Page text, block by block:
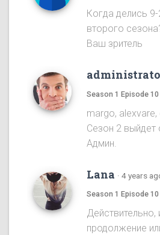
Когда делись
второго
Ваш зритель
Season 1 Episode
margo,
Сезон 2
Админ.
Lana · 4 years
Season 1 Episode
Действительно,
продолжение